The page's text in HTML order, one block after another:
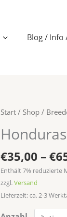
Blog / Info
Start / Shop /
Honduras
€35,00 – €
Enthält 7% reduzierte
zzgl.Versand
Lieferzeit: ca. 2-3
Honduras